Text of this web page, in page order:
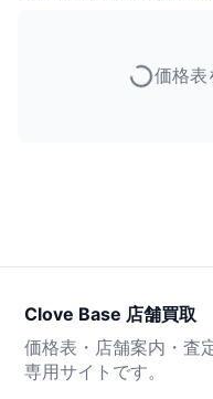
価格表
Clove Base 店舗買取
価格表・店舗案内・査
専用サイトです。